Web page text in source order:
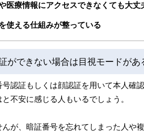
医療情報にアクセスできなくても大丈
使える仕組みが整っている
ができない場合は目視モードがあ
認証もしくは顔認証を用いて本人確
不安に感じる人もいるでしょう。
が、暗証番号を忘れてしまった人や